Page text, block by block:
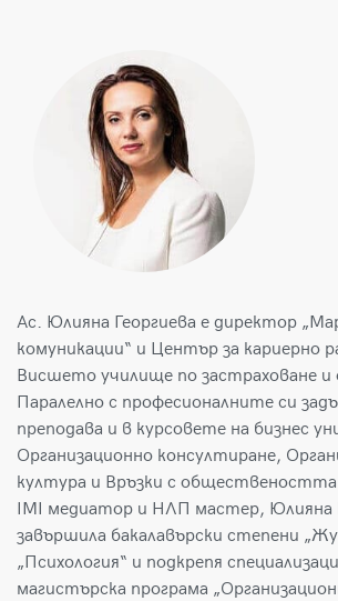
Ас. Юлияна Георгиева е директор
комуникации“ и Център за кариерно
Висшето училище по застраховане и
Паралелно с професионалните си
преподава и в курсовете на бизнес
Организационно консултиране,
култура и Връзки с
IMI медиатор и НЛП мастер, Юлияна
завършила бакалавърски степени
„Психология“ и подкрепя
магистърска програма